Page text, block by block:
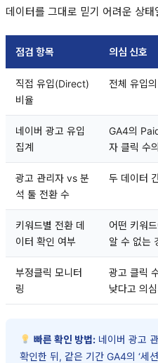
데이터를 그대로 믿기 어려운 상태
점검 항목 의심 신호
직접 유입(Direct)
비율
전체 유입
네이버 광고 유입
집계
GA4의
자 클릭 수
광고 관리자 vs 분
석 툴 전환 수
두 데이터
키워드별 전환 데
이터 확인 여부
어떤 키워
알 수 없는
부정클릭 모니터
링
광고 클릭
낮다고 의
빠른 확인 방법:네이버 광고
확인한 뒤, 같은 기간 GA4의 ‘세